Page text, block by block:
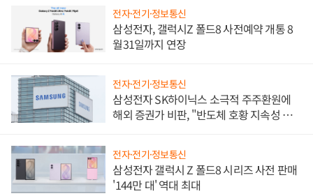
전자·전기·정보통신
삼성전자, 갤럭시Z 폴드8 사전예약 개통 8
월31일까지 연장
전자·전기·정보통신
삼성전자 SK하이닉스 소극적 주주환원에
해외 증권가 비판, "반도체 호황 지속성 의
전자·전기·정보통신
삼성전자 갤럭시 Z 폴드8 시리즈 사전 판매
'144만 대' 역대 최대